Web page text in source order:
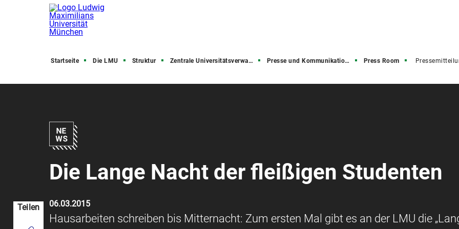
Startseite Die LMU Struktur Zentrale Universitätsverwaltung Presse und Kommunikation (PuK) Press Room
Die Lange Nacht der fleißigen Studenten
06.03.2015
Hausarbeiten schreiben bis Mitternacht: Zum ersten Mal gibt es an der LMU die
Teilen